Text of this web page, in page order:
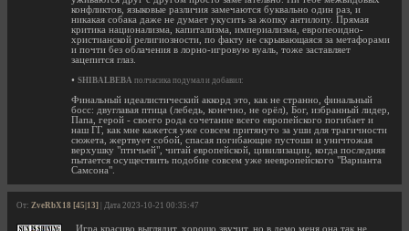
конфликтов, языковые различия замечаются буквально один раз, и
никакая собака даже не думает укусить за жопку антилопу. Прямая
критика национализма, капитализма, империализма, европеоидно-
христианской религиозности, по факту не скрывающаяся за метафорами
и почти без облачения в лорно-игровую вуаль, тоже заставляет
зацепится глаз.
• SHIBALBEBA полчасика подумал и добавил:
Финальный идеалистический аккорд это, как не странно, финальный
босс: двуглавая птица (лебедь, конечно, не орёл), Бог, избранный лидер,
Папа, герой - своего рода сочетание всего европейского погибает и
наш ГГ, как мне кажется уже совсем притянуто за уши для трагичности
сюжета, жертвует собой, спасая погибающие пустоши и уничтожая
верхушку "птичьей", читай европейской, цивилизации, когда последняя
пытается осуществить подобие совсем уже неевропейского "Варианта
Самсона".
От: ZveRbX18 [45|13] | Дата 2023-10-21 00:35:47